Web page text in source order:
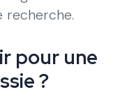
pour une
?